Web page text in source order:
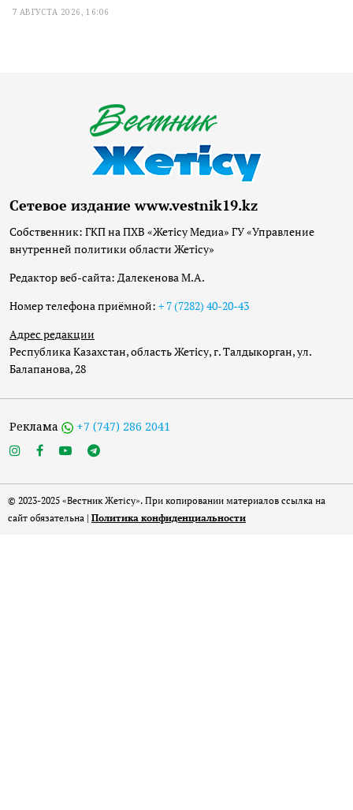
7 АВГУСТА 2026, 16:06
Сетевое издание www.vestnik19.kz
Собственник: ГКП на ПХВ «Жетісу Медиа» ГУ «Управление
внутренней политики области Жетісу»
Редактор веб-сайта: Далекенова М.А.
Номер телефона приёмной: + 7 (7282) 40-20-43
Адрес редакции
Республика Казахстан, область Жетісу, г. Талдыкорган, ул.
Балапанова, 28
Реклама +7 (747) 286 2041
© 2023-2025 «Вестник Жетісу». При копировании материалов ссылка на
сайт обязательна | Политика конфиденциальности